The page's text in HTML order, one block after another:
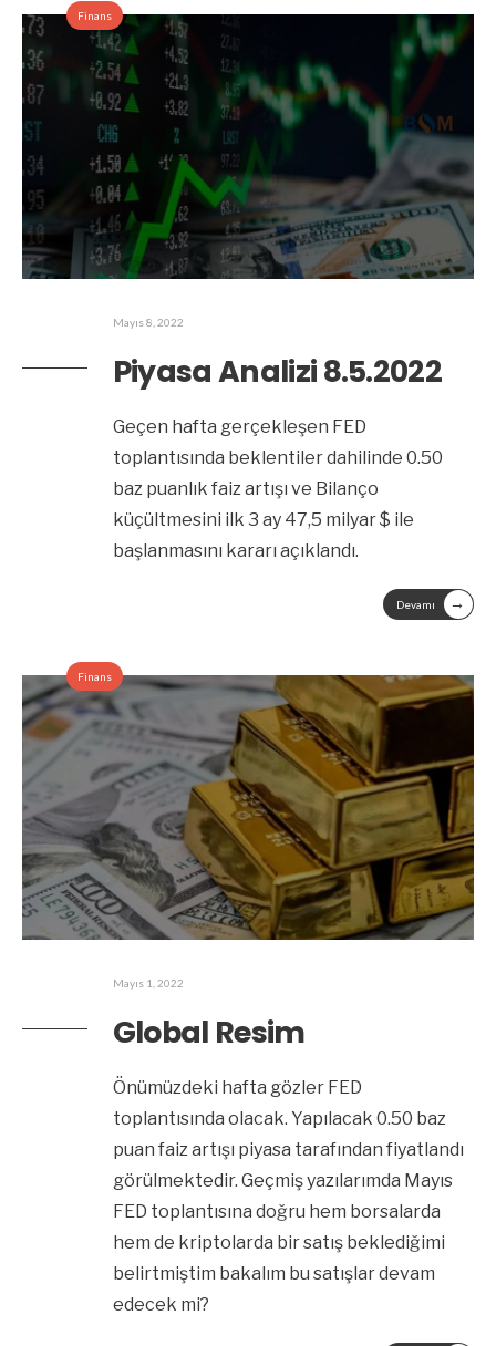
Finans
Mayıs 8, 2022
Piyasa Analizi 8.5.2022
Geçen hafta gerçekleşen FED
toplantısında beklentiler dahilinde 0.50
baz puanlık faiz artışı ve Bilanço
küçültmesini ilk 3 ay 47,5 milyar $ ile
başlanmasını kararı açıklandı.
Devamı →
Finans
Mayıs 1, 2022
Global Resim
Önümüzdeki hafta gözler FED
toplantısında olacak. Yapılacak 0.50 baz
puan faiz artışı piyasa tarafından fiyatlandı
görülmektedir. Geçmiş yazılarımda Mayıs
FED toplantısına doğru hem borsalarda
hem de kriptolarda bir satış beklediğimi
belirtmiştim bakalım bu satışlar devam
edecek mi?